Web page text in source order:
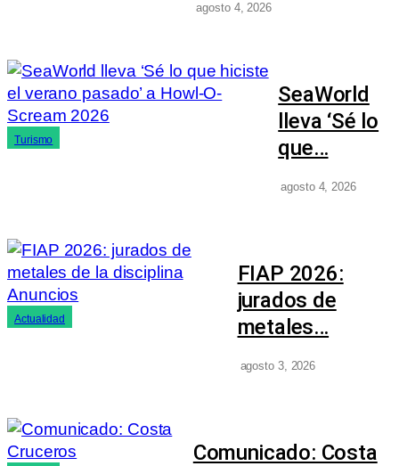
agosto 4, 2026
Turismo
SeaWorld
lleva ‘Sé lo
que…
agosto 4, 2026
Actualidad
FIAP 2026:
jurados de
metales…
agosto 3, 2026
Comunicado: Costa